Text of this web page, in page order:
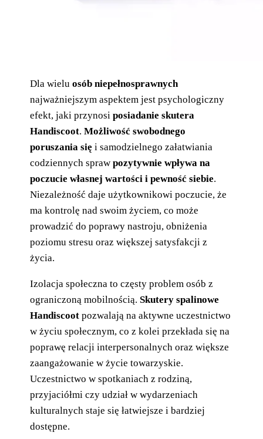
Dla wieluosób niepełnosprawnych
najważniejszym aspektem jest psychologiczny
efekt, jaki przynosiposiadanie skutera
Handiscoot.Możliwość swobodnego
poruszania się i samodzielnego załatwiania
codziennych sprawpozytywnie wpływa na
poczucie własnej wartości i pewność siebie.
Niezależność daje użytkownikowi poczucie, że
ma kontrolę nad swoim życiem, co może
prowadzić do poprawy nastroju, obniżenia
poziomu stresu oraz większej satysfakcji z
życia.
Izolacja społeczna to częsty problem osób z
ograniczoną mobilnością.Skutery spalinowe
Handiscoot pozwalają na aktywne uczestnictwo
w życiu społecznym, co z kolei przekłada się na
poprawę relacji interpersonalnych oraz większe
zaangażowanie w życie towarzyskie.
Uczestnictwo w spotkaniach z rodziną,
przyjaciółmi czy udział w wydarzeniach
kulturalnych staje się łatwiejsze i bardziej
dostępne.